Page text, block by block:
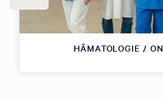
HÄMATOLOGIE /